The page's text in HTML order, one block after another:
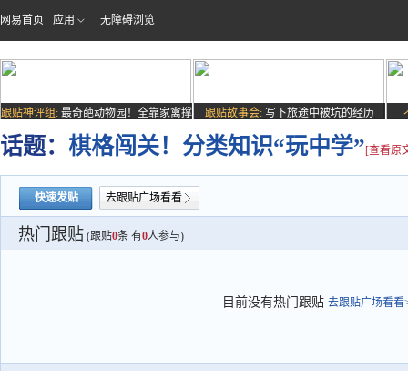
网易首页 应用 无障碍浏览
跟贴神评组: 最奇葩动物园！全靠家禽撑
场子
跟贴故事会: 写下旅途中被坑的经历
话题： 棋格闯关！分类知识“玩中学”[查看原
快速发贴 去跟贴广场看看
热门跟贴 (跟贴0条 有0人参与)
目前没有热门跟贴 去跟贴广场看看